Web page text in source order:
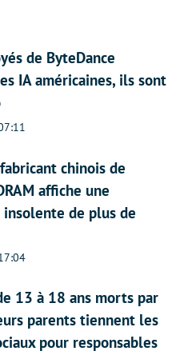
de ByteDance
IA américaines, ils sont
chinois de
affiche une
insolente de plus de
13 à 18 ans morts par
parents tiennent les
pour responsables